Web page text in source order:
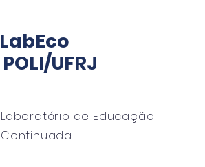
LabEco
POLI/UFRJ
Laboratório de Educação
Continuada